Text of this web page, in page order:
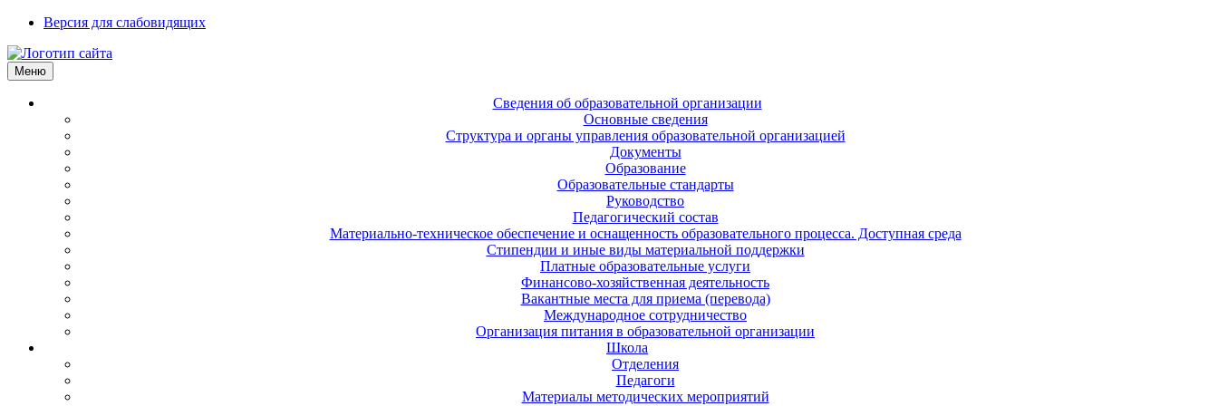
Версия для слабовидящих
Меню
Сведения об образовательной организации
Основные сведения
Структура и органы управления образовательной организацией
Документы
Образование
Образовательные стандарты
Руководство
Педагогический состав
Материально-техническое обеспечение и оснащенность образовательного процесса. Доступная среда
Стипендии и иные виды материальной поддержки
Платные образовательные услуги
Финансово-хозяйственная деятельность
Вакантные места для приема (перевода)
Международное сотрудничество
Организация питания в образовательной организации
Школа
Отделения
Педагоги
Материалы методических мероприятий